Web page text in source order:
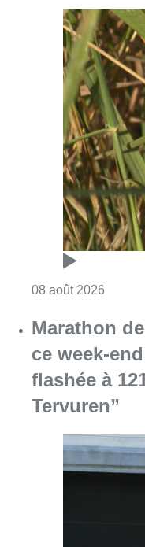
08 août 2026
Marathon
ce week-
flashée à
Tervuren”